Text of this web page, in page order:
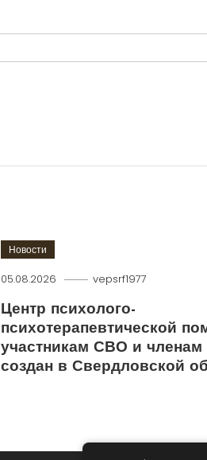
Новости
05.08.2026 vepsrf1977
Центр психолого-
психотерапевтической
участникам СВО и членам
создан в Свердловской